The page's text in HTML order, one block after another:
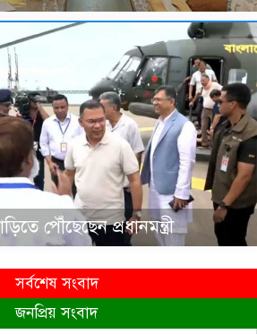
পৌঁছেছেন প্রধানমন্ত্রী
সর্বশেষ সংবাদ
জনপ্রিয় সংবাদ